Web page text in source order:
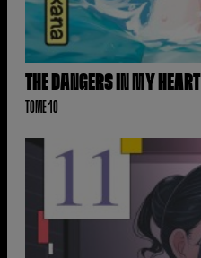
THE DANGERS IN MY HEART
TOME 10